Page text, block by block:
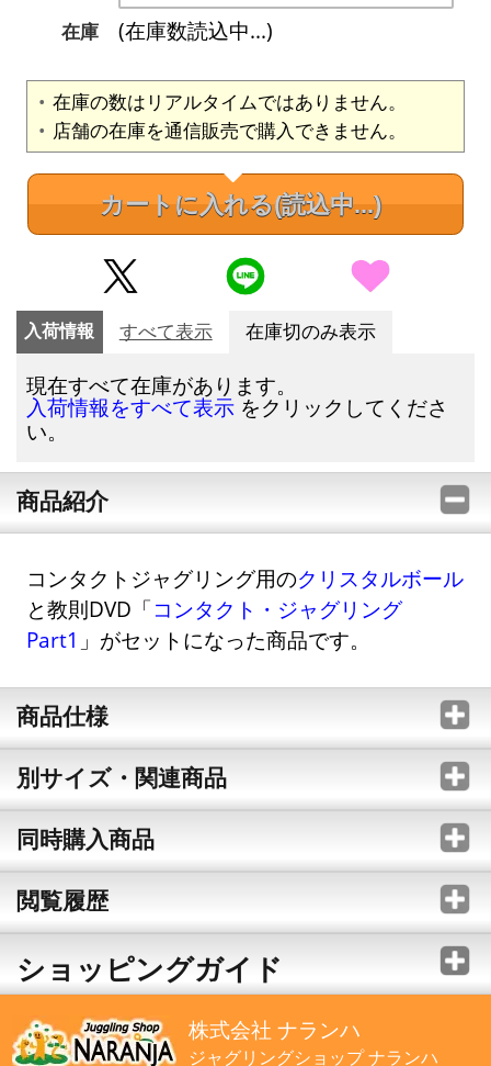
在庫
(在庫数読込中...)
在庫の数はリアルタイムではありません。
店舗の在庫を通信販売で購入できません。
カートに入れる(読込中...)
入荷情報 すべて表示 在庫切のみ表示
現在すべて在庫があります。
入荷情報をすべて表示 をクリックしてくださ
い。
商品紹介
コンタクトジャグリング用のクリスタルボール
と教則DVD「 コンタクト・ジャグリング
Part1 」がセットになった商品です。
商品仕様
別サイズ・関連商品
同時購入商品
閲覧履歴
ショッピングガイド
株式会社 ナランハ
ジャグリングショップ ナランハ